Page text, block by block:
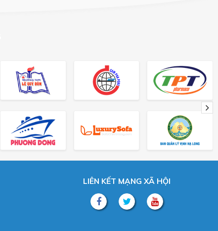
LIÊN KẾT MẠNG XÃ HỘI